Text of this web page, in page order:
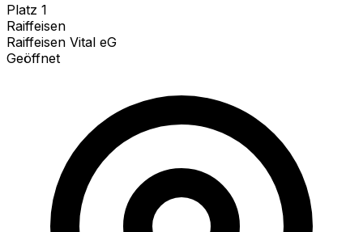
Platz 1
Raiffeisen
Raiffeisen Vital eG
Geöffnet